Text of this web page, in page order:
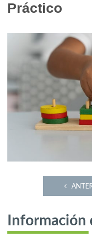
Práctico
Información